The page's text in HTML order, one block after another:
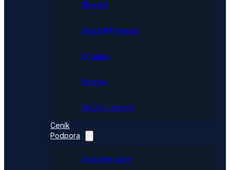
Shoptet
Shoptet Premium
Upgates
Shopify
WooCommerce
Ceník
Podpora
Znalostní báze